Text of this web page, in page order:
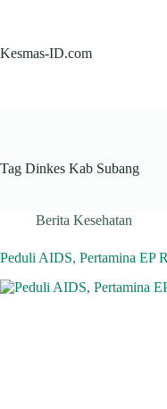
Kesmas-ID.com
Tag Dinkes Kab Subang
Berita Kesehatan
Peduli AIDS, Pertamina EP